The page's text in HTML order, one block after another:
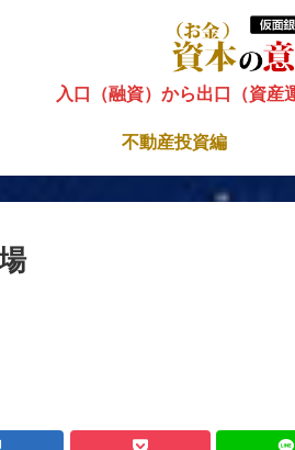
入口（融資）から出口（資産
不動産投資編